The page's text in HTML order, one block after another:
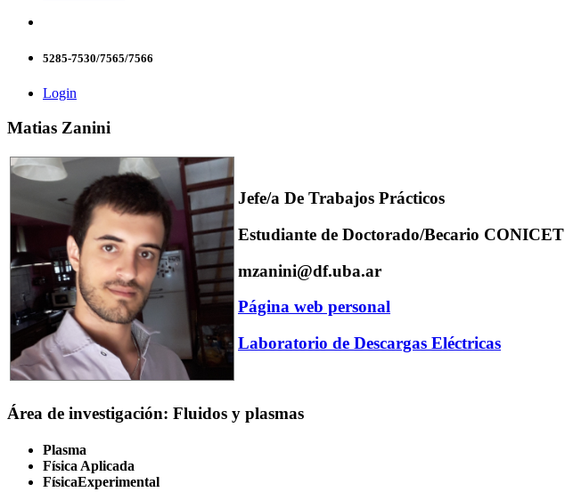
5285-7530/7565/7566
Login
Matias Zanini
Jefe/a De Trabajos Prácticos
Estudiante de Doctorado/Becario CONICET
mzanini@df.uba.ar
Página web personal
Laboratorio de Descargas Eléctricas
Área de investigación: Fluidos y plasmas
Plasma
Física Aplicada
FísicaExperimental